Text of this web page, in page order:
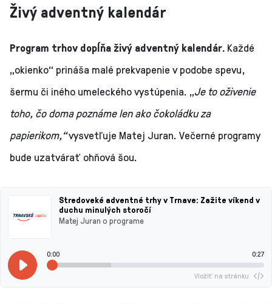
Živý adventný kalendár
Program trhov dopĺňa živý adventný kalendár. Každé
„okienko“ prináša malé prekvapenie v podobe spevu,
šermu či iného umeleckého vystúpenia. „Je to oživenie
toho, čo doma poznáme len ako čokoládku za
papierikom,“vysvetľuje Matej Juran. Večerné programy
bude uzatvárať ohňová šou.
Stredoveké adventné trhy v Trnave: Zažite víkend v
duchu minulých storočí
Matej Juran o programe
0:00 0:27
Vložiť na stránku